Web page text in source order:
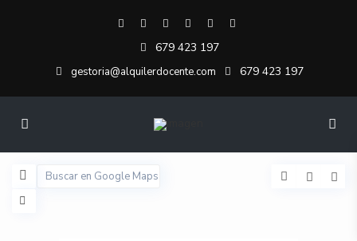
679 423 197
gestoria@alquilerdocente.com 679 423 197